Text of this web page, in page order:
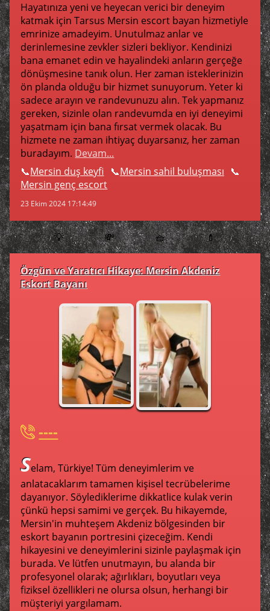
Hayatınıza yeni ve heyecan verici bir deneyim
katmak için Tarsus Mersin escort bayan hizmetiyle
emrinize amadeyim. Unutulmaz anlar ve
derinlemesine zevkler sizleri bekliyor. Kendinizi
bana emanet edin ve hayalindeki anların gerçeğe
dönüşmesine tanık olun. Her zaman isteklerinizin
ön planda olduğu bir hizmet sunuyorum. Yeter ki
sadece arayın ve randevunuzu alın. Tek yapmanız
gereken, sizinle olan randevumda en iyi deneyimi
yaşatmam için bana fırsat vermek olacak. Bu
hizmete ne zaman ihtiyaç duyarsanız, her zaman
buradayım. Devam...
Mersin duş keyfi
Mersin sahil buluşması
Mersin genç escort
23 Ekim 2024 17:14:49
💡 💸 🧺 💄
Özgün ve Yaratıcı Hikaye: Mersin Akdeniz
Eskort Bayanı
----
Selam, Türkiye! Tüm deneyimlerim ve
anlatacaklarım tamamen kişisel tecrübelerime
dayanıyor. Söylediklerime dikkatlice kulak verin
çünkü hepsi samimi ve gerçek. Bu hikayemde,
Mersin'in muhteşem Akdeniz bölgesinden bir
eskort bayanın portresini çizeceğim. Kendi
hikayesini ve deneyimlerini sizinle paylaşmak için
burada. Ve lütfen unutmayın, bu alanda bir
profesyonel olarak; ağırlıkları, boyutları veya
fiziksel özellikleri ne olursa olsun, herhangi bir
müşteriyi yargılamam.